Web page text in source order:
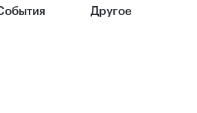
Другое